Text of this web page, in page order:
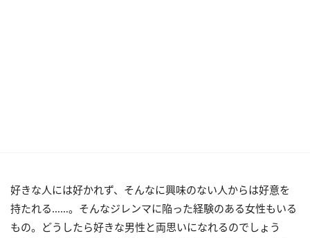
好きな人には好かれず、そんなに興味のない人からは好意を
持たれる……。そんなジレンマに陥った経験のある女性もいる
もの。どうしたら好きな男性と両思いになれるのでしょう